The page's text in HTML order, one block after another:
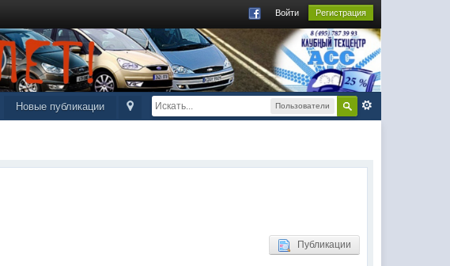
Войти Регистрация
Пользователи
Новые публикации
Публикации